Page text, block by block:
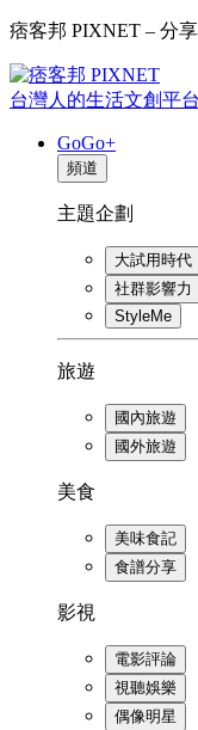
痞客邦 PIXNET – 分
台灣人的生活文創平台
GoGo+
頻道
主題企劃
大試用時代
社群影響力
StyleMe
旅遊
國內旅遊
國外旅遊
美食
美味食記
食譜分享
影視
電影評論
視聽娛樂
偶像明星